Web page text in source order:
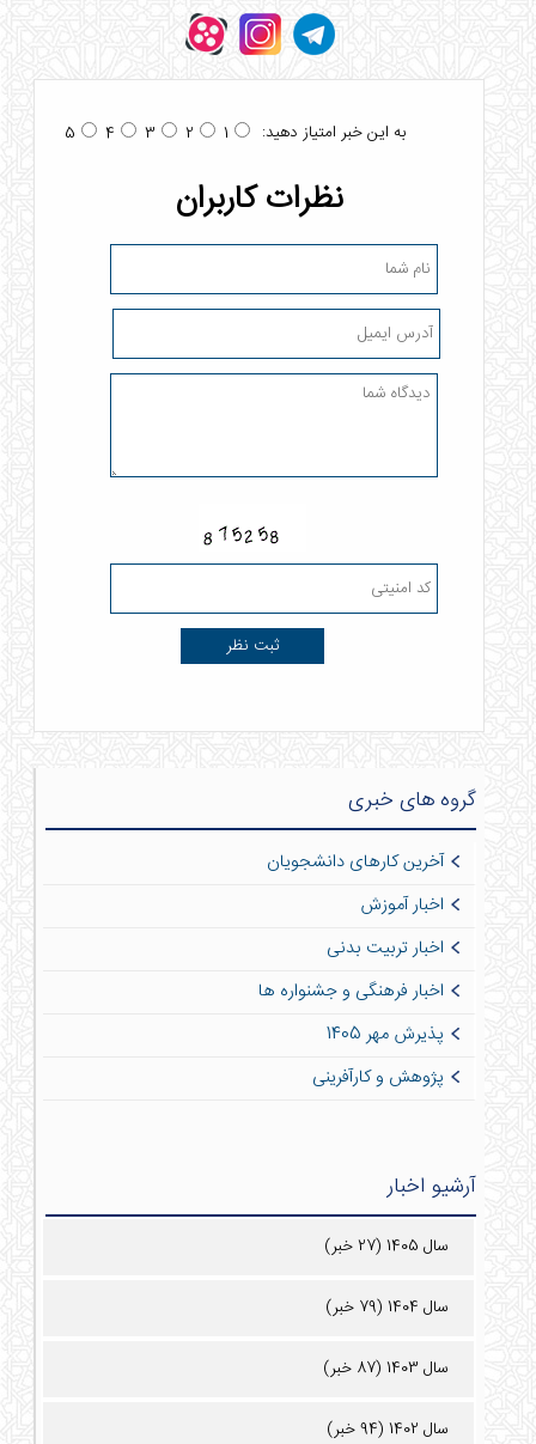
به این خبر امتیاز دهید: 1
2
3
4
5
نظرات کاربران
گروه های خبری
آخرین کارهای دانشجویان
اخبار آموزش
اخبار تربیت بدنی
اخبار فرهنگی و جشنواره ها
پذیرش مهر 1405
پژوهش و کارآفرینی
آرشیو اخبار
سال 1405 (27 خبر)
سال 1404 (79 خبر)
سال 1403 (87 خبر)
سال 1402 (94 خبر)